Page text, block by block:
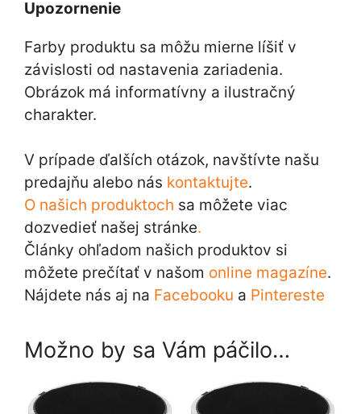
Upozornenie
Farby produktu sa môžu mierne líšiť v
závislosti od nastavenia zariadenia.
Obrázok má informatívny a ilustračný
charakter.
V prípade ďalších otázok, navštívte našu
predajňu alebo nás kontaktujte.
O našich produktoch sa môžete viac
dozvedieť našej stránke.
Články ohľadom našich produktov si
môžete prečítať v našom online magazíne.
Nájdete nás aj na Facebooku a Pintereste
Možno by sa Vám páčilo…